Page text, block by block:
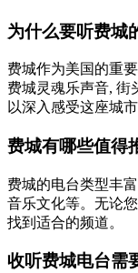
为什么要听费城
费城作为美国的重
费城灵魂乐声音, 街
以深入感受这座城
费城有哪些值得
费城的电台类型丰
音乐文化等。无论
找到适合的频道。
收听费城电台需